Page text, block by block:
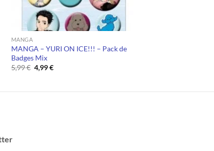
MANGA
MANGA – YURI ON ICE!!! – Pack de
Badges Mix
5,99€ Le
prix
4,99€Le